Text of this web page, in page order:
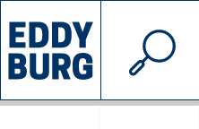
INIZIATIVE
© 2026